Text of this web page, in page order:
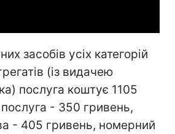
засобів усіх категорій
(із видачею
послуга коштує 1105
- 350 гривень,
- 405 гривень, номерний